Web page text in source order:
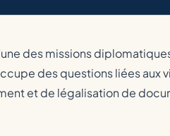
des missions
des questions liées aux
et de légalisation de